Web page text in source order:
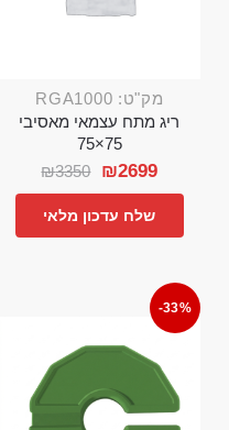
מק"ט: RGA1000
ריג מתח עצמאי מאסיבי
75×75
₪3350 ₪2699
שלח עדכון מלאי
-33%